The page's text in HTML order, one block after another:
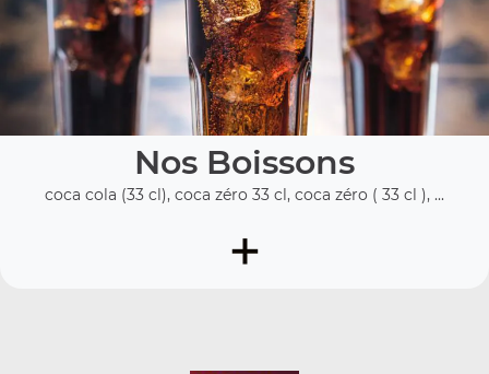
Nos Boissons
coca cola (33 cl), coca zéro 33 cl, coca zéro ( 33 cl ), ...
+